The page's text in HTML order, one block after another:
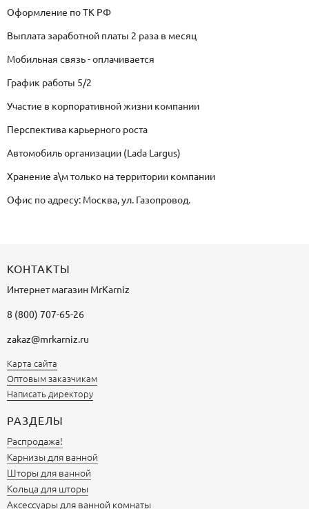
Оформление по ТК РФ
Выплата заработной платы 2 раза в месяц
Мобильная связь - оплачивается
График работы 5/2
Участие в корпоративной жизни компании
Перспектива карьерного роста
Автомобиль организации (Lada Largus)
Хранение а\м только на территории компании
Офис по адресу: Москва, ул. Газопровод.
КОНТАКТЫ
Интернет магазин MrKarniz
8 (800) 707-65-26
zakaz@mrkarniz.ru
Карта сайта
Оптовым заказчикам
Написать директору
РАЗДЕЛЫ
Распродажа!
Карнизы для ванной
Шторы для ванной
Кольца для шторы
Аксессуары для ванной комнаты